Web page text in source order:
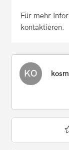
Für mehr
kontaktieren.
KO